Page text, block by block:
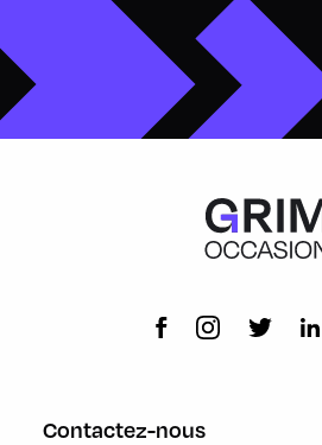
Contactez-nous